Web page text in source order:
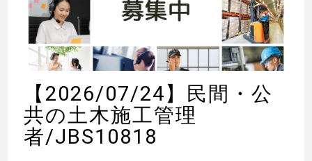
【2026/07/24】民間・公
共の土木施工管理
者/JBS10818